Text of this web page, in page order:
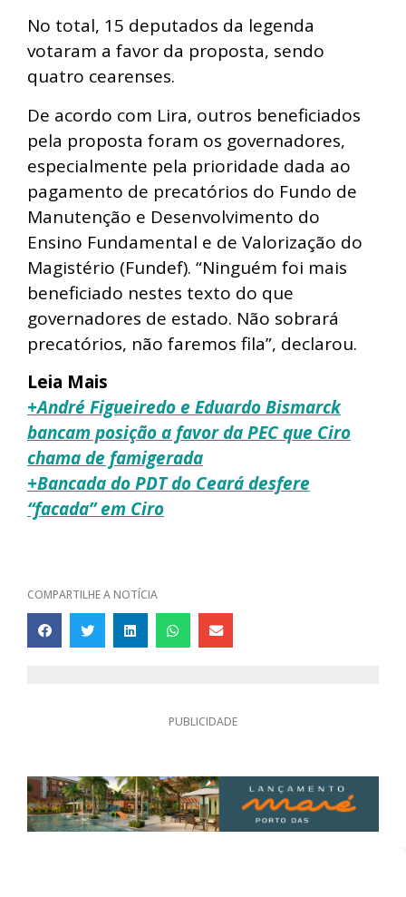
No total, 15 deputados da legenda
votaram a favor da proposta, sendo
quatro cearenses.
De acordo com Lira, outros beneficiados
pela proposta foram os governadores,
especialmente pela prioridade dada ao
pagamento de precatórios do Fundo de
Manutenção e Desenvolvimento do
Ensino Fundamental e de Valorização do
Magistério (Fundef). “Ninguém foi mais
beneficiado nestes texto do que
governadores de estado. Não sobrará
precatórios, não faremos fila”, declarou.
Leia Mais
+André Figueiredo e Eduardo Bismarck
bancam posição a favor da PEC que Ciro
chama de famigerada
+Bancada do PDT do Ceará desfere
“facada” em Ciro
COMPARTILHE A NOTÍCIA
PUBLICIDADE